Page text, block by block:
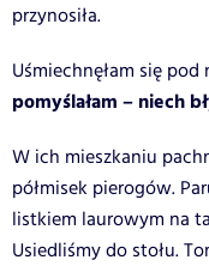
przynosiła.
Uśmiechnęłam się pod
pomyślałam – niech
W ich mieszkaniu
półmisek pierogów.
listkiem laurowym na
Usiedliśmy do stołu.